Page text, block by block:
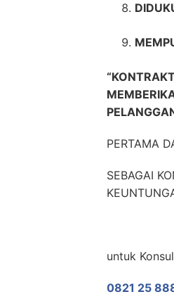
PERTAMA
SEBAGAI
untuk
0821 25